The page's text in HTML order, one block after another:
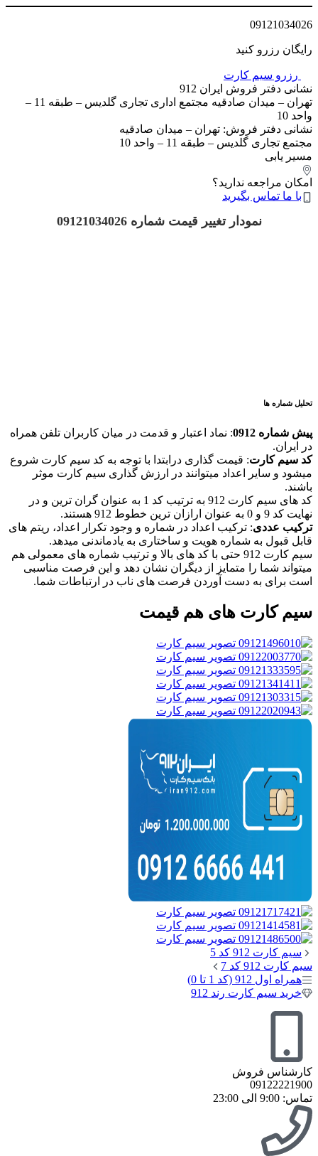
09121034026
رایگان رزرو کنید
رزرو سیم کارت
نشانی دفتر فروش ایران 912
تهران – میدان صادقیه مجتمع اداری تجاری گلدیس – طبقه 11 –
واحد 10
نشانی دفتر فروش: تهران – میدان صادقیه
مجتمع تجاری گلدیس – طبقه 11 – واحد 10
مسیر یابی
امکان مراجعه ندارید؟
با ما تماس بگیرید
نمودار تغییر قیمت شماره 09121034026
تحلیل شماره ها
پیش شماره 0912
: نماد اعتبار و قدمت در میان کاربران تلفن همراه
در ایران.
کد سیم کارت: قیمت گذاری درابتدا با توجه به کد سیم کارت شروع
میشود و سایر اعداد میتوانند در ارزش گذاری سیم کارت موثر
باشند.
کد های سیم کارت 912 به ترتیب کد 1 به عنوان گران ترین و در
نهایت کد 9 و 0 به عنوان ارازان ترین خطوط 912 هستند.
ترکیب عددی: ترکیب اعداد در شماره و وجود تکرار اعداد، ریتم های
قابل قبول به شماره هویت و ساختاری به یادماندنی میدهد.
سیم کارت 912 حتی با کد های بالا و ترتیب شماره های معمولی هم
میتواند شما را متمایز از دیگران نشان دهد و این فرصت مناسبی
است برای به دست آوردن فرصت های ناب در ارتباطات شما.
سیم کارت های هم قیمت
سیم کارت 912 کد 5
سیم کارت 912 کد 7
همراه اول 912 (کد 1 تا 0)
خرید سیم کارت رند 912
کارشناس فروش
09122221900
تماس: 9:00 الی 23:00